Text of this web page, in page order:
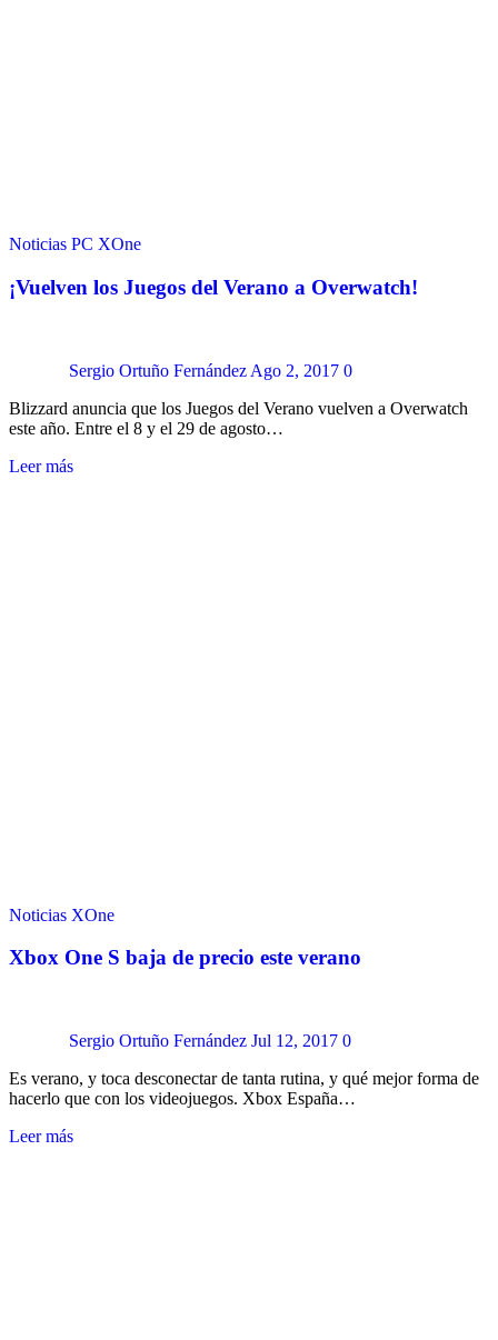
Noticias PC XOne
¡Vuelven los Juegos del Verano a Overwatch!
Sergio Ortuño Fernández Ago 2, 2017 0
Blizzard anuncia que los Juegos del Verano vuelven a Overwatch
este año. Entre el 8 y el 29 de agosto…
Leer más
Noticias XOne
Xbox One S baja de precio este verano
Sergio Ortuño Fernández Jul 12, 2017 0
Es verano, y toca desconectar de tanta rutina, y qué mejor forma de
hacerlo que con los videojuegos. Xbox España…
Leer más